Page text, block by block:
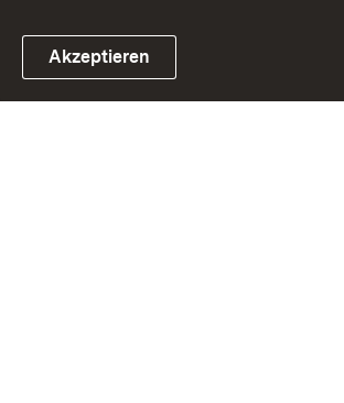
Link zum Landesportal
Akzeptieren